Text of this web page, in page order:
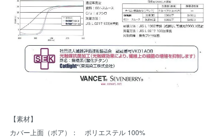
【素材】
カバー上面（ボア）： ポリエステル 100%